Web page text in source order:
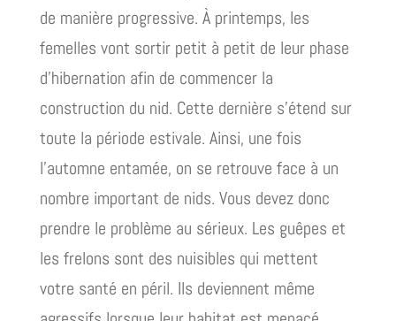
de manière progressive. À printemps, les
femelles vont sortir petit à petit de leur phase
d’hibernation afin de commencer la
construction du nid. Cette dernière s’étend sur
toute la période estivale. Ainsi, une fois
l’automne entamée, on se retrouve face à un
nombre important de nids. Vous devez donc
prendre le problème au sérieux. Les guêpes et
les frelons sont des nuisibles qui mettent
votre santé en péril. Ils deviennent même